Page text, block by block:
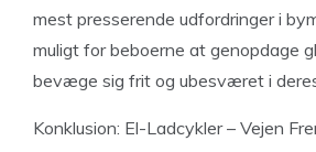
mest presserende udfordringer i
muligt for beboerne at genopdage
bevæge sig frit og ubesværet i
Konklusion: El-Ladcykler – Vejen